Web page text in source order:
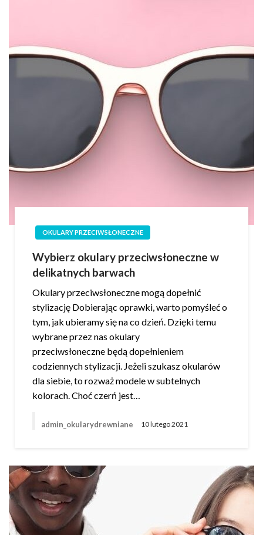
OKULARY PRZECIWSŁONECZNE
Wybierz okulary przeciwsłoneczne w
delikatnych barwach
Okulary przeciwsłoneczne mogą dopełnić
stylizację Dobierając oprawki, warto pomyśleć o
tym, jak ubieramy się na co dzień. Dzięki temu
wybrane przez nas okulary
przeciwsłoneczne będą dopełnieniem
codziennych stylizacji. Jeżeli szukasz okularów
dla siebie, to rozważ modele w subtelnych
kolorach. Choć czerń jest…
admin_okularydrewniane 10 lutego 2021